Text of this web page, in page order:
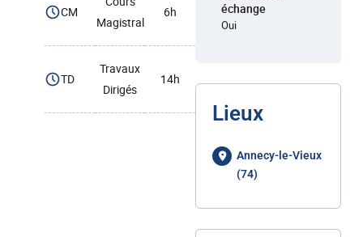
CM
Magistral
6h
TD
Travaux
Dirigés
14h
échange
Oui
Lieux
Annecy-le-Vieux
(74)